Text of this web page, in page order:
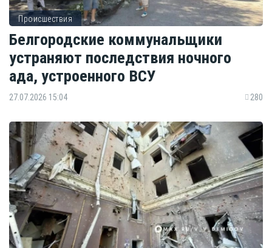
Происшествия
Белгородские коммунальщики
устраняют последствия ночного
ада, устроенного ВСУ
27.07.2026 15:04 280